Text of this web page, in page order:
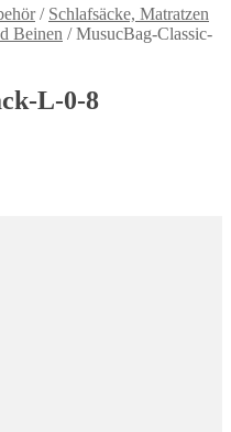
/ Schlafsäcke, Matratzen
Beinen /MusucBag-Classic-
L-0-8